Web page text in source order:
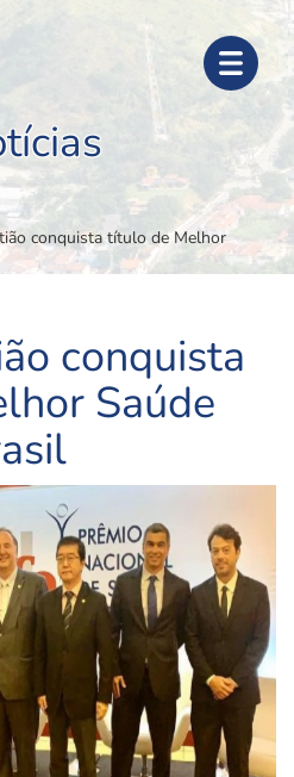
conquista título de Melhor
conquista
Saúde